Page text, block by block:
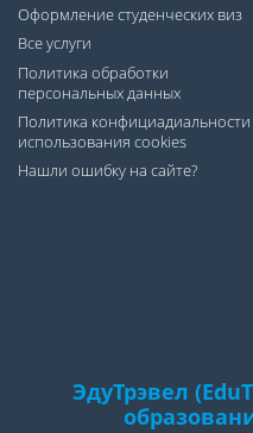
Оформление студенческих виз
Все услуги
Политика обработки
персональных данных
Политика конфициадиальности
использования cookies
Нашли ошибку на сайте?
ЭдуТрэвел